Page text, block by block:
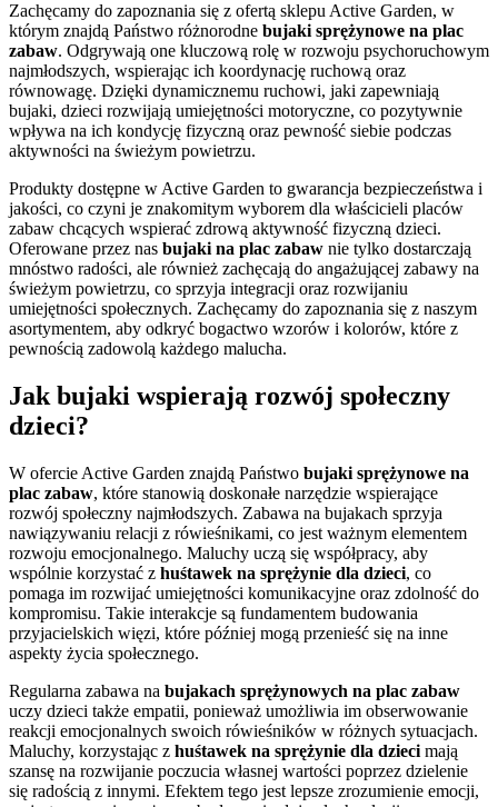
Zachęcamy do zapoznania się z ofertą sklepu Active Garden, w
którym znajdą Państwo różnorodne bujaki sprężynowe na plac
zabaw. Odgrywają one kluczową rolę w rozwoju psychoruchowym
najmłodszych, wspierając ich koordynację ruchową oraz
równowagę. Dzięki dynamicznemu ruchowi, jaki zapewniają
bujaki, dzieci rozwijają umiejętności motoryczne, co pozytywnie
wpływa na ich kondycję fizyczną oraz pewność siebie podczas
aktywności na świeżym powietrzu.
Produkty dostępne w Active Garden to gwarancja bezpieczeństwa i
jakości, co czyni je znakomitym wyborem dla właścicieli placów
zabaw chcących wspierać zdrową aktywność fizyczną dzieci.
Oferowane przez nas bujaki na plac zabaw nie tylko dostarczają
mnóstwo radości, ale również zachęcają do angażującej zabawy na
świeżym powietrzu, co sprzyja integracji oraz rozwijaniu
umiejętności społecznych. Zachęcamy do zapoznania się z naszym
asortymentem, aby odkryć bogactwo wzorów i kolorów, które z
pewnością zadowolą każdego malucha.
Jak bujaki wspierają rozwój społeczny
dzieci?
W ofercie Active Garden znajdą Państwo bujaki sprężynowe na
plac zabaw, które stanowią doskonałe narzędzie wspierające
rozwój społeczny najmłodszych. Zabawa na bujakach sprzyja
nawiązywaniu relacji z rówieśnikami, co jest ważnym elementem
rozwoju emocjonalnego. Maluchy uczą się współpracy, aby
wspólnie korzystać z huśtawek na sprężynie dla dzieci, co
pomaga im rozwijać umiejętności komunikacyjne oraz zdolność do
kompromisu. Takie interakcje są fundamentem budowania
przyjacielskich więzi, które później mogą przenieść się na inne
aspekty życia społecznego.
Regularna zabawa na bujakach sprężynowych na plac zabaw
uczy dzieci także empatii, ponieważ umożliwia im obserwowanie
reakcji emocjonalnych swoich rówieśników w różnych sytuacjach.
Maluchy, korzystając z huśtawek na sprężynie dla dzieci mają
szansę na rozwijanie poczucia własnej wartości poprzez dzielenie
się radością z innymi. Efektem tego jest lepsze zrozumienie emocji,